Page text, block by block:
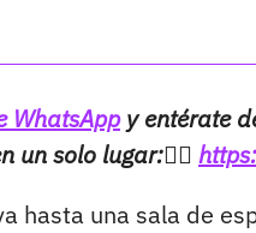
WhatsAppy entérate
solo lugar:👉🏻
hasta una sala de